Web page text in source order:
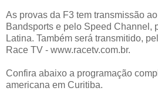
As provas da F3 tem transmissão
Bandsports e pelo Speed Channel,
Latina. Também será transmitido,
Race TV - www.racetv.com.br.
Confira abaixo a programação
americana em Curitiba.